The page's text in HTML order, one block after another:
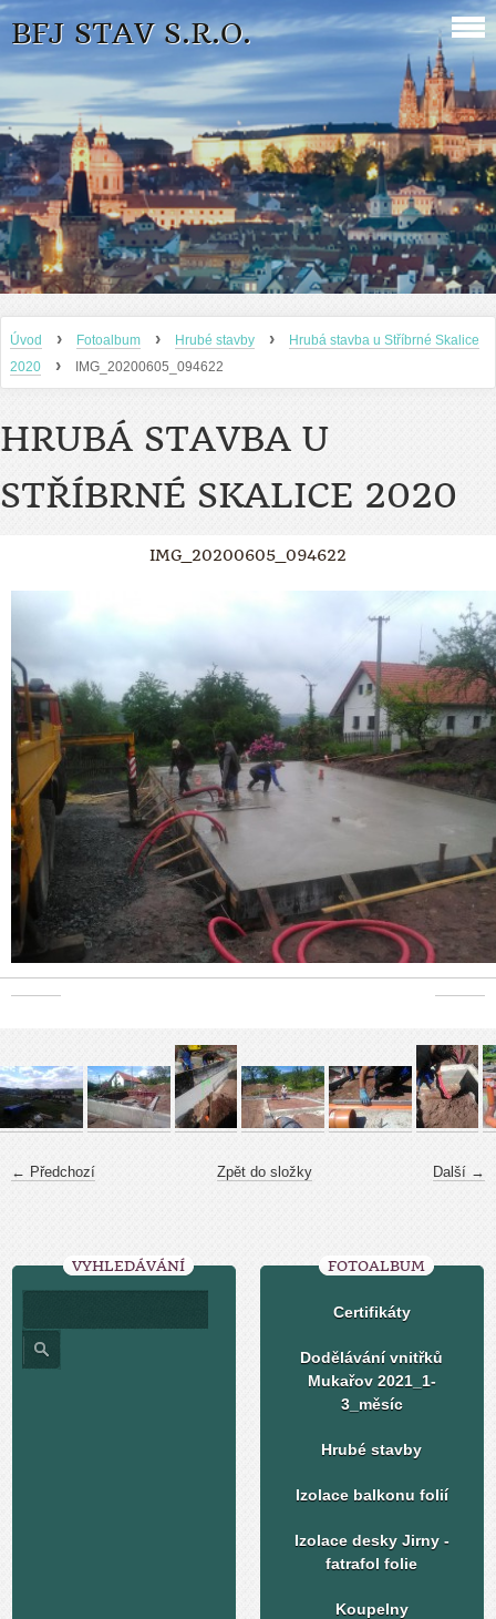
BFJ STAV S.R.O.
Úvod › Fotoalbum › Hrubé stavby ›
Hrubá stavba u Stříbrné Skalice
2020
› IMG_20200605_094622
HRUBÁ STAVBA U
STŘÍBRNÉ SKALICE 2020
IMG_20200605_094622
← Předchozí Další →
Zpět do složky
VYHLEDÁVÁNÍ FOTOALBUM
Certifikáty
Dodělávání vnitřků
Mukařov 2021_1-
3_měsíc
Hrubé stavby
Izolace balkonu folií
Izolace desky Jirny -
fatrafol folie
Koupelny